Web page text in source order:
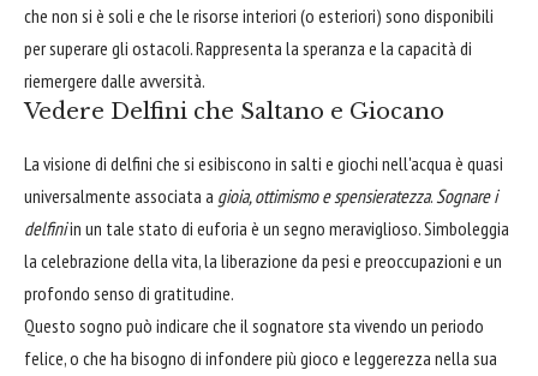
che non si è soli e che le risorse interiori (o esteriori) sono disponibili
per superare gli ostacoli. Rappresenta la speranza e la capacità di
riemergere dalle avversità.
Vedere Delfini che Saltano e Giocano
La visione di delfini che si esibiscono in salti e giochi nell'acqua è quasi
universalmente associata a gioia, ottimismo e spensieratezza. Sognare i
delfiniin un tale stato di euforia è un segno meraviglioso. Simboleggia
la celebrazione della vita, la liberazione da pesi e preoccupazioni e un
profondo senso di gratitudine.
Questo sogno può indicare che il sognatore sta vivendo un periodo
felice, o che ha bisogno di infondere più gioco e leggerezza nella sua